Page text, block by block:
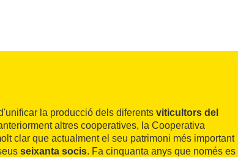
la producció dels diferents viticultors del
altres cooperatives, la Cooperativa
clar que actualment el seu patrimoni més important
seixanta socis. Fa cinquanta anys que només es